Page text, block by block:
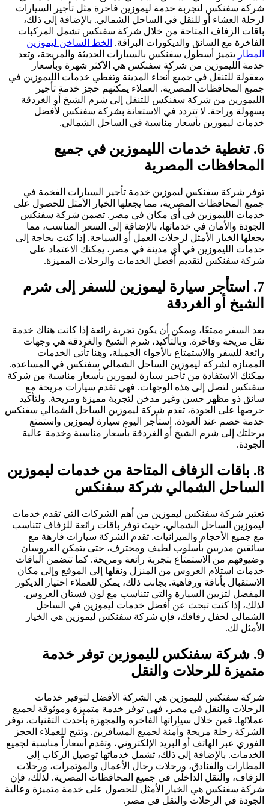
شركة سفنكس لتجربة خدمة ليموزين فاخرة مثل تأجير السيارات
لرحلة العشاء أو للنقل في الساحل الشمالي. بالإضافة إلى ذلك،
باقات الزفاف المتاحة من خلال شركة سفنكس تشمل المركبات
الفاخرة مع السائق والديكورات البراقة. الخط الساخن ليموزين
المطار يتميز أسطول سفنكس بالسيارات الحديثة والمريحة، وتعد
خدمة الليموزين من شركة سفنكس هي الأكثر شهرة وبأسعار
معقولة للتنقل في جميع أنحاء المدينة وتغطي خدمات الليموزين في
جميع المحافظات المصرية. العملاء يمكنهم حجز خدمة تأجير
الليموزين من شركة سفنكس للتنقل إلى شرم الشيخ أو الغردقة
بسهولة وراحة. لا تتردد في الاستعانة بشركة سفنكس لأفضل
خدمات ليموزين بأسعار مناسبة في الساحل الشمالي.
6. تغطية خدمات الليموزين في جميع
المحافظات المصرية
توفر شركة سفنكس ليموزين خدمة تأجير السيارات الفخمة في
جميع المحافظات المصرية، مما يجعلها الخيار الأمثل للحصول على
خدمات الليموزين في أي مكان في مصر. تضمن شركة سفنكس
الجودة والأمان في خدماتها، بالإضافة إلى السعر المناسب، مما
يجعلها الخيار الأمثل لرحلات العمل أو السياحة. إذا كنت بحاجة إلى
خدمات الليموزين في أي مدينة في مصر، يمكنك الاعتماد على
شركة سفنكس لتقديم أفضل الخدمات والرحلات المميزة.
7. استأجر سيارة ليموزين للسفر إلى شرم
الشيخ أو الغردقة
يعد السفر ممتعًا، ويمكن أن يكون تجربة رائعة إذا كانت هناك خدمة
نقل مريحة وفاخرة. وبالتأكيد، شرم الشيخ والغردقة هي وجهات
رائعة للسفر والاستمتاع بالأجواء الجميلة، وهنا تأتي الخدمات
الممتازة لشركة ليموزين الساحل الشمالي سفنكس في المساعدة.
يمكنك الاستفادة من تأجير سيارة ليموزين بأسعار مناسبة من شركة
سفنكس لتصل إلى هذه الوجهات. فهي تقدم سيارات مريحة مع
سائق ذو مظهر حسن وغير مدخن لتجربة مميزة ومريحة. ولتأكيد
حرصها على الجودة، تقدم شركة ليموزين الساحل الشمالي سفنكس
خدمة خصم عند العودة. استأجر اليوم سيارة ليموزين واستمتع
برحلتك إلى شرم الشيخ أو الغردقة بأسعار مناسبة وخدمة عالية
الجودة.
8. باقات الزفاف المتاحة من خدمات ليموزين
الساحل الشمالي شركة سفنكس
تعتبر شركة سفنكس ليموزين من أهم الشركات التي تقدم خدمات
ليموزين الساحل الشمالي، حيث توفر باقات رائعة للزفاف تتناسب
مع جميع الأحجام والميزانيات. تقدم الشركة سيارات فارهة مع
سائقين مدربين بأسلوب لطيف ومحترف، حتى يتمكن العروسان
وضيوفهم من الاستمتاع بتجربة رائعة ومريحة. كما تتضمن الباقات
خدمات استلام العروس من المنزل ونقلها إلى الموقع وإلى مكان
الاستقبال بأناقة ورفاهية. بجانب ذلك، يمكن للعملاء اختيار الديكور
المفضل لتزيين السيارة والتي تتناسب مع لون فستان العروس.
لذلك، إذا كنت تبحث عن أفضل خدمات ليموزين في الساحل
الشمالي لحفل زفافك، فإن شركة سفنكس ليموزين هي الخيار
الأمثل لك.
9. شركة سفنكس لليموزين توفر خدمة
متميزة للرحلات والنقل
شركة سفنكس لليموزين هي الشركة الأفضل لتوفير خدمات
الرحلات والنقل في مصر، فهي توفر خدمة متميزة وموثوقة لجميع
عملائها. فمن خلال سياراتها الفاخرة والمجهزة بأحدث التقنيات، توفر
الشركة رحلة مريحة وآمنة لجميع المسافرين. وتتيح للعملاء الحجز
الفوري عبر الهاتف أو البريد الإلكتروني، وتقدم أسعاراً مناسبة لجميع
الخدمات. بالإضافة إلى ذلك، تشمل خدماتها توصيل الركاب إلى
المطارات والفنادق، ورحلات رجال الأعمال والمؤتمرات، ورحلات
الزفاف، والنقل الداخلي في جميع المحافظات المصرية. لذلك، فإن
شركة سفنكس هي الخيار الأمثل للحصول على خدمة متميزة وعالية
الجودة في الرحلات والنقل في مصر.